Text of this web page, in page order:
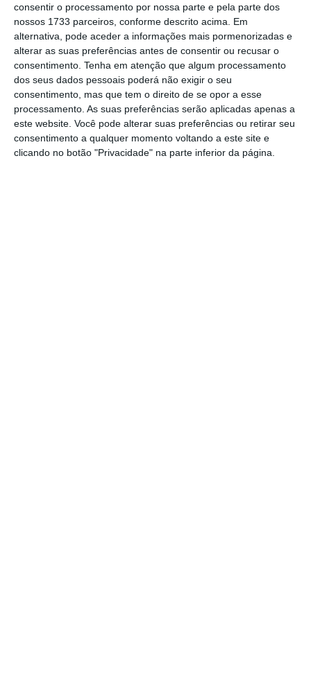
consentir o processamento por nossa parte e pela parte dos
nossos 1733 parceiros, conforme descrito acima. Em
alternativa, pode aceder a informações mais pormenorizadas e
alterar as suas preferências antes de consentir ou recusar o
consentimento. Tenha em atenção que algum processamento
dos seus dados pessoais poderá não exigir o seu
consentimento, mas que tem o direito de se opor a esse
processamento. As suas preferências serão aplicadas apenas a
este website. Você pode alterar suas preferências ou retirar seu
consentimento a qualquer momento voltando a este site e
clicando no botão "Privacidade" na parte inferior da página.
março.
Banco de Portugal vê PIB a cair entre 9,5% e 13,1%
Ler Mais
Porquê? A resposta está nas medidas de
apoio ao emprego que o Governo lançou,